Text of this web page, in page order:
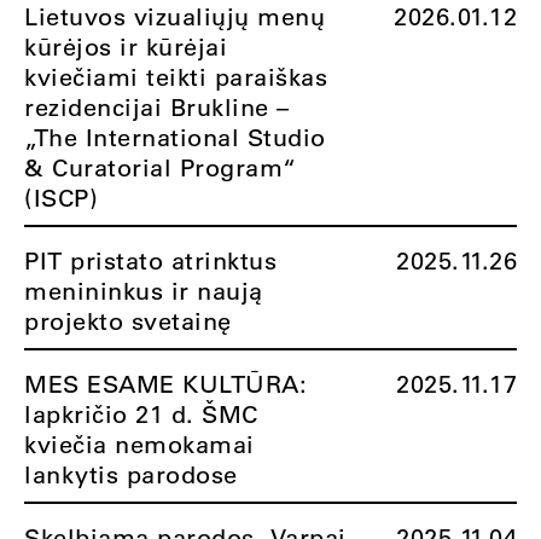
Lietuvos vizualiųjų menų
kūrėjos ir kūrėjai
kviečiami teikti paraiškas
rezidencijai Brukline –
„The International Studio
& Curatorial Program“
(ISCP)
2026.01.12
PIT pristato atrinktus
menininkus ir naują
projekto svetainę
2025.11.26
MES ESAME KULTŪRA:
lapkričio 21 d. ŠMC
kviečia nemokamai
lankytis parodose
2025.11.17